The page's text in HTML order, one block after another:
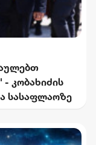
- კობახიძის
სასაფლაოზე